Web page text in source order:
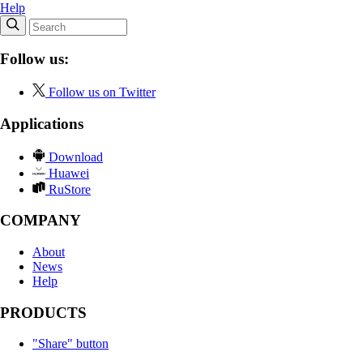
Help
Follow us:
Follow us on Twitter
Applications
Download
Huawei
RuStore
COMPANY
About
News
Help
PRODUCTS
"Share" button